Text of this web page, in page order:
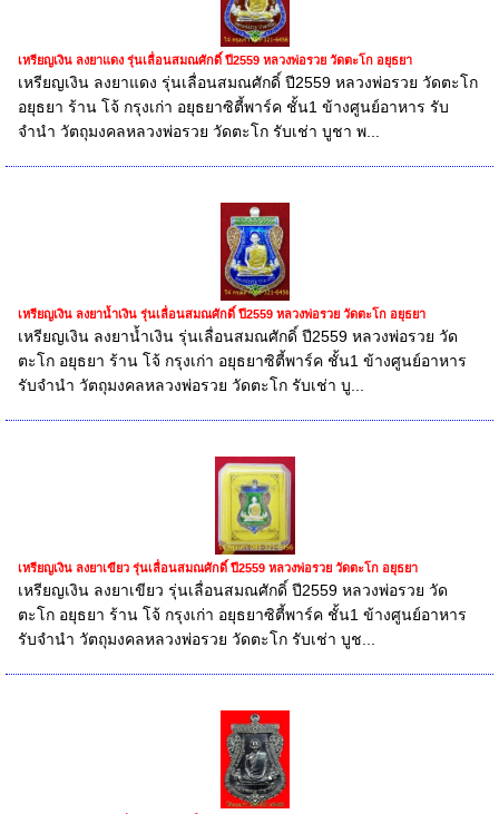
เหรียญเงิน ลงยาแดง รุ่นเลื่อนสมณศักดิ์ ปี2559 หลวงพ่อรวย วัดตะโก อยุธยา
เหรียญเงิน ลงยาแดง รุ่นเลื่อนสมณศักดิ์ ปี2559 หลวงพ่อรวย วัดตะโก
อยุธยา ร้าน โจ้ กรุงเก่า อยุธยาซิตี้พาร์ค ชั้น1 ข้างศูนย์อาหาร รับ
จำนำ วัตถุมงคลหลวงพ่อรวย วัดตะโก รับเช่า บูชา พ...
เหรียญเงิน ลงยาน้ำเงิน รุ่นเลื่อนสมณศักดิ์ ปี2559 หลวงพ่อรวย วัดตะโก อยุธยา
เหรียญเงิน ลงยาน้ำเงิน รุ่นเลื่อนสมณศักดิ์ ปี2559 หลวงพ่อรวย วัด
ตะโก อยุธยา ร้าน โจ้ กรุงเก่า อยุธยาซิตี้พาร์ค ชั้น1 ข้างศูนย์อาหาร
รับจำนำ วัตถุมงคลหลวงพ่อรวย วัดตะโก รับเช่า บู...
เหรียญเงิน ลงยาเขียว รุ่นเลื่อนสมณศักดิ์ ปี2559 หลวงพ่อรวย วัดตะโก อยุธยา
เหรียญเงิน ลงยาเขียว รุ่นเลื่อนสมณศักดิ์ ปี2559 หลวงพ่อรวย วัด
ตะโก อยุธยา ร้าน โจ้ กรุงเก่า อยุธยาซิตี้พาร์ค ชั้น1 ข้างศูนย์อาหาร
รับจำนำ วัตถุมงคลหลวงพ่อรวย วัดตะโก รับเช่า บูช...